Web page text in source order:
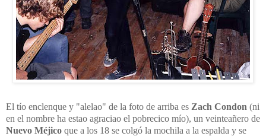
El tío enclenque y "alelao" de la foto de arriba es Zach Condon (ni
en el nombre ha estao agraciao el pobrecico mío), un veinteañero de
Nuevo Méjico que a los 18 se colgó la mochila a la espalda y se